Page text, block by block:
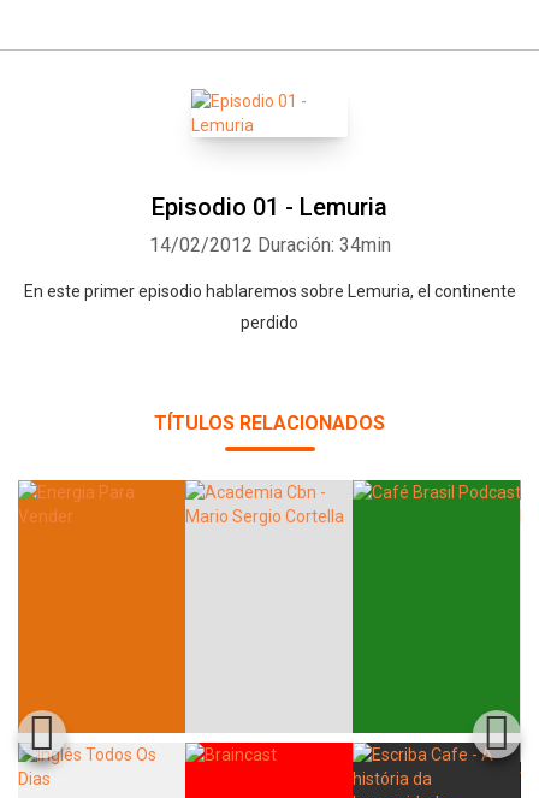
Episodio 01 - Lemuria
14/02/2012 Duración: 34min
En este primer episodio hablaremos sobre Lemuria, el continente
perdido
TÍTULOS RELACIONADOS